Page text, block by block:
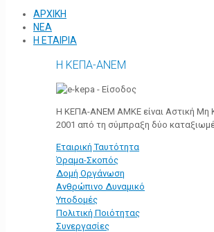
ΑΡΧΙΚΗ
ΝΕΑ
Η ΕΤΑΙΡΙΑ
Η ΚΕΠΑ-ΑΝΕΜ
Η ΚΕΠΑ-ΑΝΕΜ ΑΜΚΕ είναι Αστική Μη
2001 από τη σύμπραξη δύο
Εταιρική Ταυτότητα
Όραμα-Σκοπός
Δομή Οργάνωση
Ανθρώπινο Δυναμικό
Υποδομές
Πολιτική Ποιότητας
Συνεργασίες